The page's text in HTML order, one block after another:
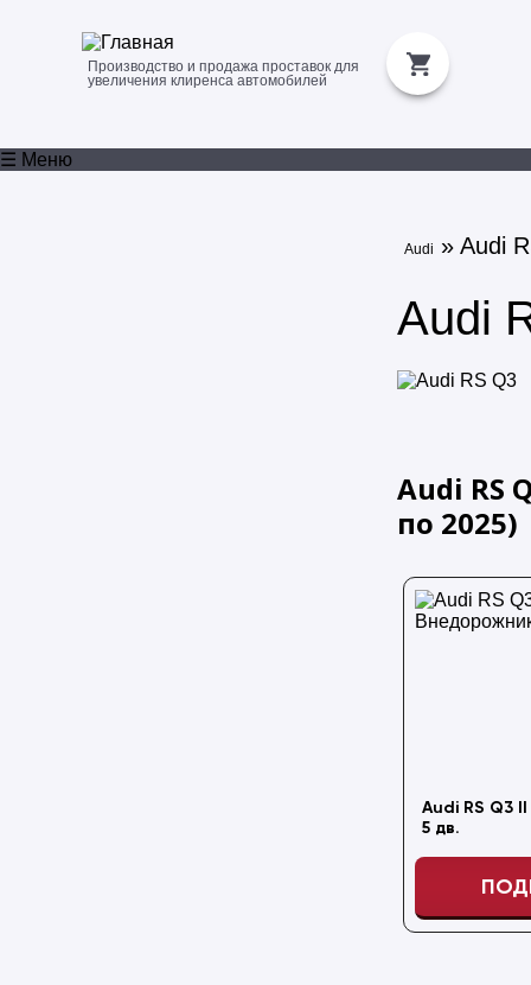
Производство и продажа проставок для
увеличения клиренса автомобилей
☰ Меню
Audi » Audi
Audi
Audi RS
по 2025)
Audi RS Q3
5 дв.